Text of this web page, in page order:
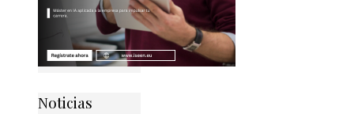
Noticias